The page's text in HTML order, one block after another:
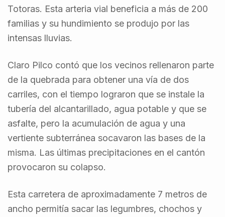
Totoras. Esta arteria vial beneficia a más de 200
familias y su hundimiento se produjo por las
intensas lluvias.
Claro Pilco contó que los vecinos rellenaron parte
de la quebrada para obtener una vía de dos
carriles, con el tiempo lograron que se instale la
tubería del alcantarillado, agua potable y que se
asfalte, pero la acumulación de agua y una
vertiente subterránea socavaron las bases de la
misma. Las últimas precipitaciones en el cantón
provocaron su colapso.
Esta carretera de aproximadamente 7 metros de
ancho permitía sacar las legumbres, chochos y